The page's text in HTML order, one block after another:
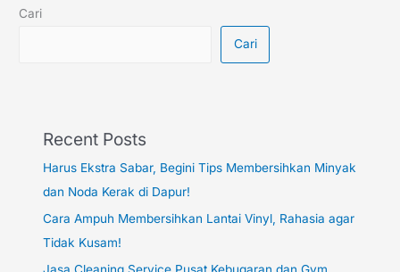
Cari
Cari
Recent Posts
Harus Ekstra Sabar, Begini Tips Membersihkan Minyak
dan Noda Kerak di Dapur!
Cara Ampuh Membersihkan Lantai Vinyl, Rahasia agar
Tidak Kusam!